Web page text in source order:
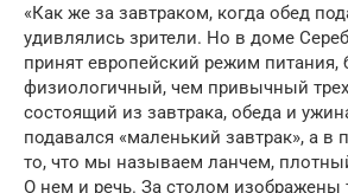
«Как же за завтраком, когда обед
удивлялись зрители. Но в доме
принят европейский режим питания,
физиологичный, чем привычный
состоящий из завтрака, обеда и
подавался «маленький завтрак», а в
то, что мы называем ланчем,
О нем и речь. За столом изображены